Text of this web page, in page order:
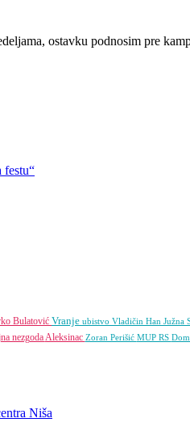
festu“
Bulatović Vranje ubistvo Vladičin Han Južna
nezgodaAleksinac Zoran Perišić MUP RS
Niša